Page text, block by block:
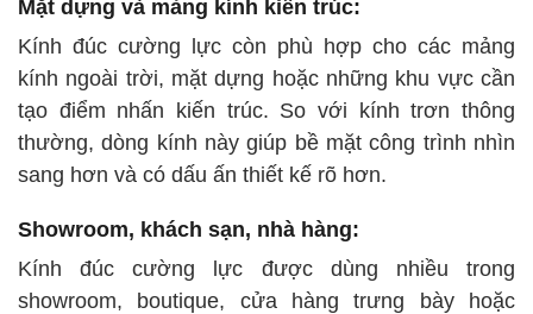
Mặt dựng và mảng kính kiến trúc:
Kính đúc cường lực còn phù hợp cho các mảng
kính ngoài trời, mặt dựng hoặc những khu vực cần
tạo điểm nhấn kiến trúc. So với kính trơn thông
thường, dòng kính này giúp bề mặt công trình nhìn
sang hơn và có dấu ấn thiết kế rõ hơn.
Showroom, khách sạn, nhà hàng:
Kính đúc cường lực được dùng nhiều trong
showroom, boutique, cửa hàng trưng bày hoặc